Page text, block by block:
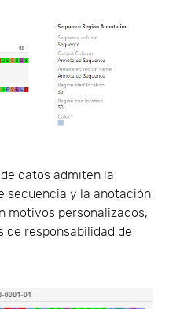
datos admiten la
secuencia y la anotación
motivos personalizados,
de responsabilidad de